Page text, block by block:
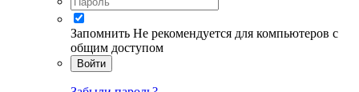
Запомнить Не рекомендуется для компьютеров с
общим доступом
Войти